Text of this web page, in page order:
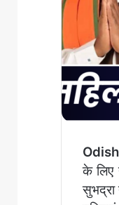
के लिए
सुभद्रा